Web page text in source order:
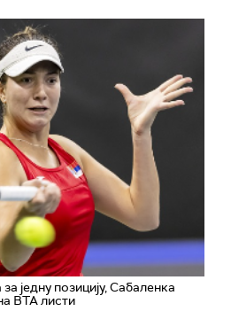
једну позицију, Сабаленка
ВТА листи